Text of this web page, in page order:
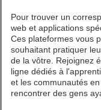
Pour trouver un
web et applications
Ces plateformes vous
souhaitant pratiquer
de la vôtre. Rejoignez
ligne dédiés à
et les communautés
rencontrer des gens